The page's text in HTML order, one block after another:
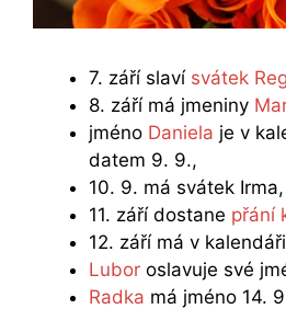
7. září slaví svátek
8. září má jmeniny
jméno Daniela je v
datem 9. 9.,
10. 9. má svátek Irma,
11. září dostane přání
12. září má v kalendáři
Lubor oslavuje své
Radka má jméno 14.